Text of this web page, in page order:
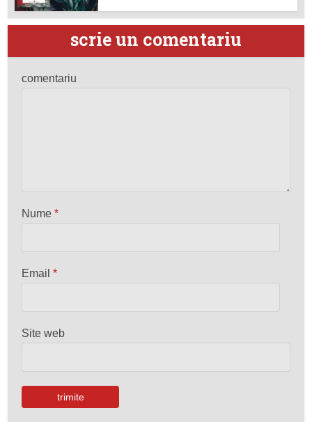
scrie un comentariu
comentariu
Nume*
Email*
Site web